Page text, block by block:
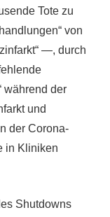
Tote zu
von
—, durch
während der
und
der Corona-
in Kliniken
Shutdowns